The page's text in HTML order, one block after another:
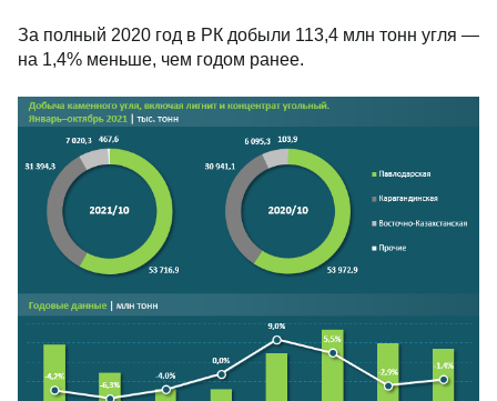
За полный 2020 год в РК добыли 113,4 млн тонн угля —
на 1,4% меньше, чем годом ранее.